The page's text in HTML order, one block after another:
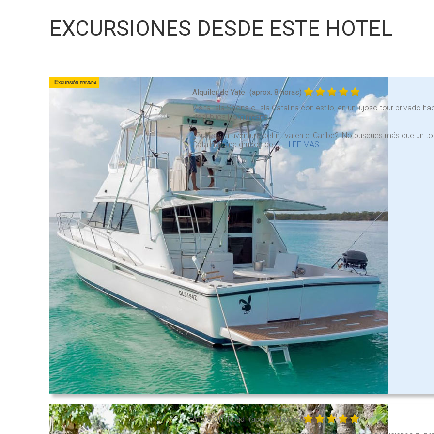
EXCURSIONES DESDE ESTE HOTEL
Excursión privada
Alquiler de Yate (aprox. 8 horas)
Visita Isla Saona o Isla Catalina con estilo, en un lujoso tour privado
República Dominicana.
¿Buscas la aventura definitiva en el Caribe? ¡No busques más que un
Catalina para grupos de . . . LEE MAS
ATV's Off-Road (aprox. 3 horas)